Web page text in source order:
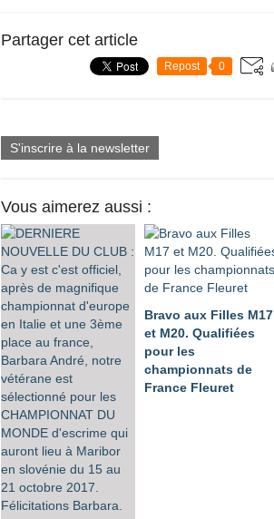
Partager cet article
Repost 0
S'inscrire à la newsletter
Vous aimerez aussi :
Bravo aux Filles M17
et M20. Qualifiées
pour les
championnats de
France Fleuret